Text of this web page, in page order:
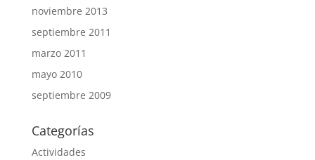
noviembre 2013
septiembre 2011
marzo 2011
mayo 2010
septiembre 2009
Categorías
Actividades